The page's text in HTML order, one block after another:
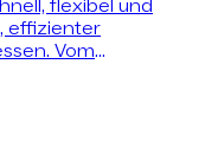
flexibel und
effizienter
Vom
Ihre Anforderungen